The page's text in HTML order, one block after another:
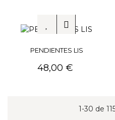
PENDIENTES LIS
Precio
48,00 €
1-30 de